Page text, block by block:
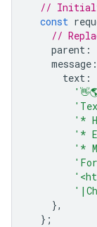
//
const
//
parent :
message :
text :
'*
'*
'*
},
};